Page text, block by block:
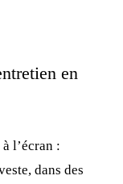
en
l’écran :
dans des